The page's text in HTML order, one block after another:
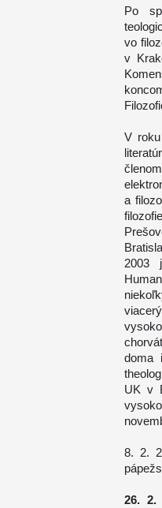
Po
vo
v
V
a
2003
doma
UK v
8. 2.
26. 2.